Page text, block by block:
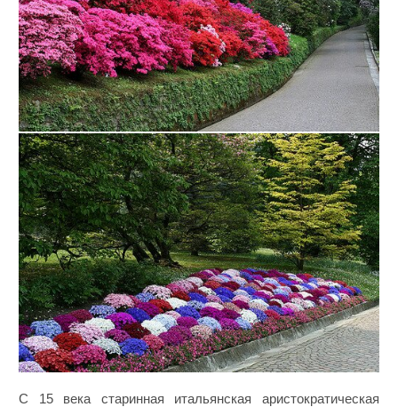
С 15 века старинная итальянская аристократическая